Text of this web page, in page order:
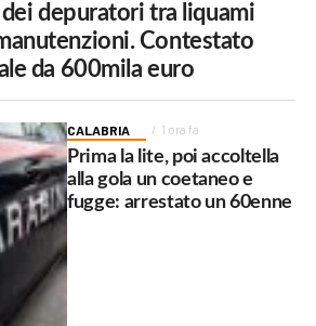
dei depuratori tra liquami
Contestato
da 600mila euro
CALABRIA 1 ora fa
Prima la lite, poi accoltella
alla gola un coetaneo e
fugge: arrestato un 60enne